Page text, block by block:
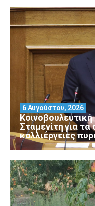
Σταμενίτη για
καλλιέργειες
6 Αυγούστου, 2026